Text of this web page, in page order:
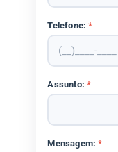
Telefone:*
Assunto:*
Mensagem:*